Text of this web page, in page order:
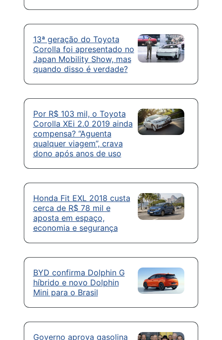
13ª geração do Toyota
Corolla foi apresentado no
Japan Mobility Show, mas
quando disso é verdade?
Por R$ 103 mil, o Toyota
Corolla XEi 2.0 2019 ainda
compensa? “Aguenta
qualquer viagem”, crava
dono após anos de uso
Honda Fit EXL 2018 custa
cerca de R$ 78 mil e
aposta em espaço,
economia e segurança
BYD confirma Dolphin G
híbrido e novo Dolphin
Mini para o Brasil
Governo aprova gasolina